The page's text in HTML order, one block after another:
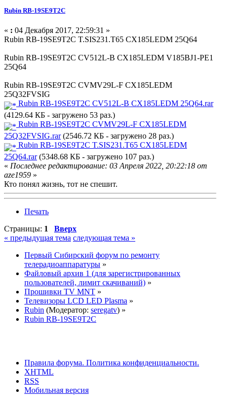
Rubin RB-19SE9T2C
« : 04 Декабря 2017, 22:59:31 »
Rubin RB-19SE9T2C T.SIS231.T65 CX185LEDM 25Q64
Rubin RB-19SE9T2C CV512L-B CX185LEDM V185BJ1-PE1
25Q64
Rubin RB-19SE9T2C CVMV29L-F CX185LEDM
25Q32FVSIG
Rubin RB-19SE9T2C CV512L-B CX185LEDM 25Q64.rar
(4129.64 КБ - загружено 53 раз.)
Rubin RB-19SE9T2C CVMV29L-F CX185LEDM
25Q32FVSIG.rar(2546.72 КБ - загружено 28 раз.)
Rubin RB-19SE9T2C T.SIS231.T65 CX185LEDM
25Q64.rar(5348.68 КБ - загружено 107 раз.)
« Последнее редактирование: 03 Апреля 2022, 20:22:18 от
aze1959 »
Кто понял жизнь, тот не спешит.
Печать
Страницы: 1
Вверх
« предыдущая тема следующая тема »
Первый Сибирский форум по ремонту
телерадиоаппаратуры »
Файловый архив 1 (для зарегистрированных
пользователей, лимит скачиваний) »
Прошивки TV MNT »
Телевизоры LCD LED Plasma »
Rubin (Модератор: seregatv) »
Rubin RB-19SE9T2C
Правила форума. Политика конфиденциальности.
XHTML
RSS
Мобильная версия